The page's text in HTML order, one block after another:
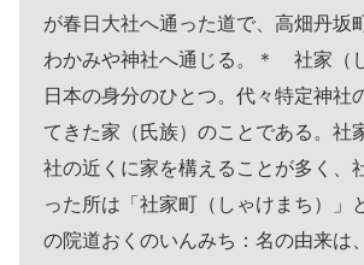
が春日大社へ通った道で、高畑丹坂
わかみや神社へ通じる。＊ 社家（
日本の身分のひとつ。代々特定神社
てきた家（氏族）のことである。社
社の近くに家を構えることが多く、
った所は「社家町（しゃけまち）」
の院道おくのいんみち：名の由来は